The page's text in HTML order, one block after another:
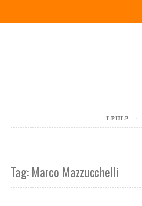
I PULP
Tag: Marco Mazzucchelli